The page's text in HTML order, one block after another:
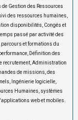
Gestion des Ressources
des ressources humaines,
disponibilités, Congés et
passé par activité des
et formations du
Définition des
recrutement, Administration
de missions, des
Ingénierie logicielle,
Humaines, systèmes
web et mobiles.